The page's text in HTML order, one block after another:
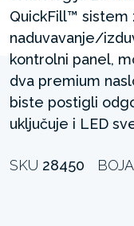
QuickFill™ sistem
naduvavanje/
kontrolni panel,
dva premium
biste postigli
uključuje i LED
SKU 28450 BOJA